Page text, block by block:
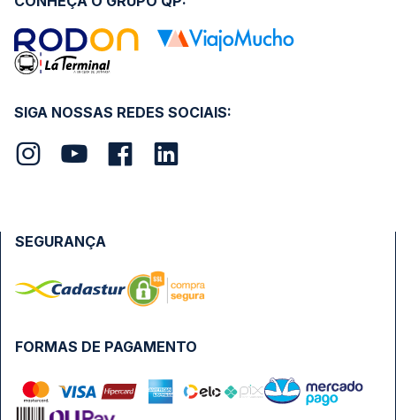
SIGA NOSSAS REDES SOCIAIS:
FORMAS DE PAGAMENTO
SEGURANÇA